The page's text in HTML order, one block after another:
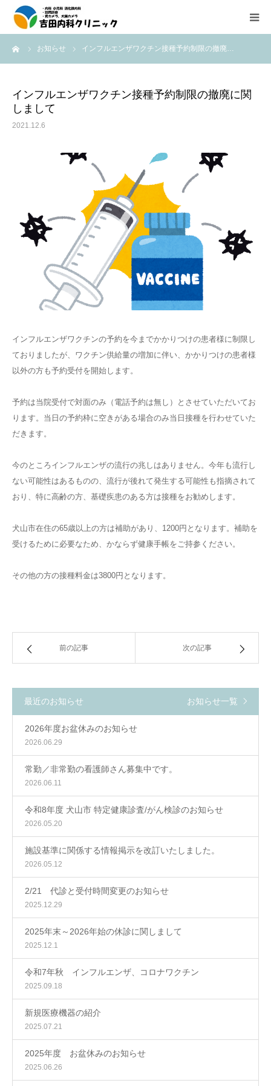
お知らせ インフルエンザワクチン接種予約制限の撤廃…
インフルエンザワクチン接種予約制限の撤廃に関
しまして
2021.12.6
インフルエンザワクチンの予約を今までかかりつけの患者様に制限し
ておりましたが、ワクチン供給量の増加に伴い、かかりつけの患者様
以外の方も予約受付を開始します。
予約は当院受付で対面のみ（電話予約は無し）とさせていただいてお
ります。当日の予約枠に空きがある場合のみ当日接種を行わせていた
だきます。
今のところインフルエンザの流行の兆しはありません。今年も流行し
ない可能性はあるものの、流行が後れて発生する可能性も指摘されて
おり、特に高齢の方、基礎疾患のある方は接種をお勧めします。
犬山市在住の65歳以上の方は補助があり、1200円となります。補助を
受けるために必要なため、かならず健康手帳をご持参ください。
その他の方の接種料金は3800円となります。
前の記事 次の記事
最近のお知らせ お知らせ一覧
2026年度お盆休みのお知らせ
2026.06.29
常勤／非常勤の看護師さん募集中です。
2026.06.11
令和8年度 犬山市 特定健康診査/がん検診のお知らせ
2026.05.20
施設基準に関係する情報掲示を改訂いたしました。
2026.05.12
2/21 代診と受付時間変更のお知らせ
2025.12.29
2025年末～2026年始の休診に関しまして
2025.12.1
令和7年秋 インフルエンザ、コロナワクチン
2025.09.18
新規医療機器の紹介
2025.07.21
2025年度 お盆休みのお知らせ
2025.06.26
診療所紹介
在宅医療（往診、訪問診療）のご案内
内視鏡検査の紹介
アクセス
求人情報